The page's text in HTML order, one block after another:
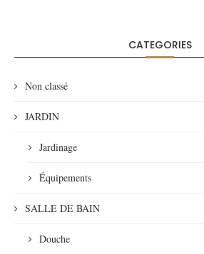
CATEGORIES
Non classé
JARDIN
Jardinage
Équipements
SALLE DE BAIN
Douche